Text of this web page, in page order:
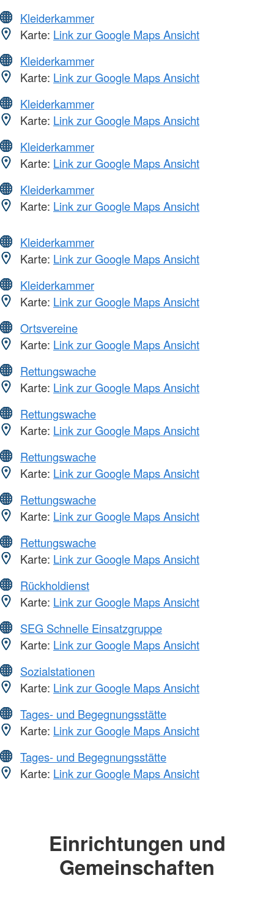
Kleiderkammer
Karte: Link zur Google Maps Ansicht
Kleiderkammer
Karte: Link zur Google Maps Ansicht
Kleiderkammer
Karte: Link zur Google Maps Ansicht
Kleiderkammer
Karte: Link zur Google Maps Ansicht
Kleiderkammer
Karte: Link zur Google Maps Ansicht
Kleiderkammer
Karte: Link zur Google Maps Ansicht
Kleiderkammer
Karte: Link zur Google Maps Ansicht
Ortsvereine
Karte: Link zur Google Maps Ansicht
Rettungswache
Karte: Link zur Google Maps Ansicht
Rettungswache
Karte: Link zur Google Maps Ansicht
Rettungswache
Karte: Link zur Google Maps Ansicht
Rettungswache
Karte: Link zur Google Maps Ansicht
Rettungswache
Karte: Link zur Google Maps Ansicht
Rückholdienst
Karte: Link zur Google Maps Ansicht
SEG Schnelle Einsatzgruppe
Karte: Link zur Google Maps Ansicht
Sozialstationen
Karte: Link zur Google Maps Ansicht
Tages- und Begegnungsstätte
Karte: Link zur Google Maps Ansicht
Tages- und Begegnungsstätte
Karte: Link zur Google Maps Ansicht
Einrichtungen und
Gemeinschaften